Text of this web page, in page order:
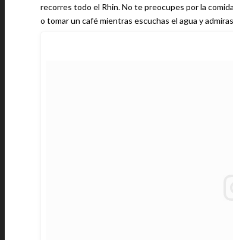
recorres todo el Rhin. No te preocupes por la
o tomar un café mientras escuchas el agua y